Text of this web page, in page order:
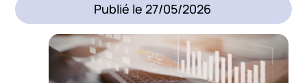
Publié le 27/05/2026